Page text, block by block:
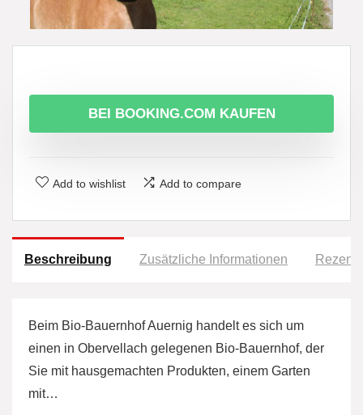
BEI BOOKING.COM KAUFEN
Add to wishlist Add to compare
Beschreibung Zusätzliche Informationen
Beim Bio-Bauernhof Auernig handelt es sich um
einen in Obervellach gelegenen Bio-Bauernhof, der
Sie mit hausgemachten Produkten, einem Garten
mit…